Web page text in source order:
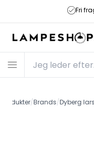
Fri
Produkter/Brands/Dyberg